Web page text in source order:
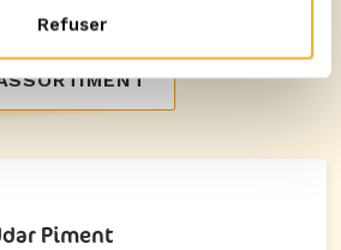
Refuser
Piment